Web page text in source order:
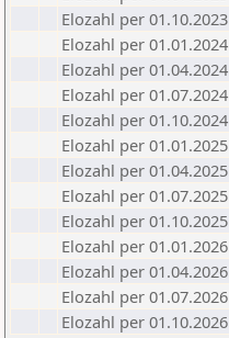
Elozahl per 01.10.2023
Elozahl per 01.01.2024
Elozahl per 01.04.2024
Elozahl per 01.07.2024
Elozahl per 01.10.2024
Elozahl per 01.01.2025
Elozahl per 01.04.2025
Elozahl per 01.07.2025
Elozahl per 01.10.2025
Elozahl per 01.01.2026
Elozahl per 01.04.2026
Elozahl per 01.07.2026
Elozahl per 01.10.2026